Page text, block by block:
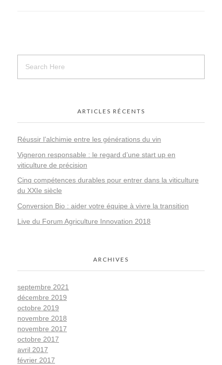
ARTICLES RÉCENTS
Réussir l’alchimie entre les générations du vin
Vigneron responsable : le regard d’une start up en
viticulture de précision
Cinq compétences durables pour entrer dans la viticulture
du XXIe siècle
Conversion Bio : aider votre équipe à vivre la transition
Live du Forum Agriculture Innovation 2018
ARCHIVES
septembre 2021
décembre 2019
octobre 2019
novembre 2018
novembre 2017
octobre 2017
avril 2017
février 2017